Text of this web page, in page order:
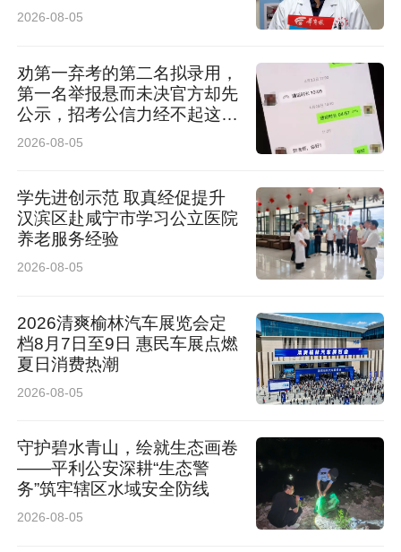
2026-08-05
劝第一弃考的第二名拟录用，
第一名举报悬而未决官方却先
公示，招考公信力经不起这般
消耗
2026-08-05
学先进创示范 取真经促提升
汉滨区赴咸宁市学习公立医院
养老服务经验
2026-08-05
2026清爽榆林汽车展览会定
档8月7日至9日 惠民车展点燃
夏日消费热潮
2026-08-05
守护碧水青山，绘就生态画卷
——平利公安深耕“生态警
务”筑牢辖区水域安全防线
2026-08-05